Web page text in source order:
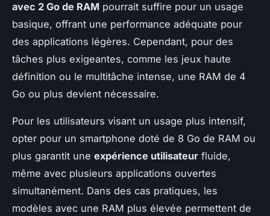
avec 2 Go de RAM pourrait suffire pour un usage
basique, offrant une performance adéquate pour
des applications légères. Cependant, pour des
tâches plus exigeantes, comme les jeux haute
définition ou le multitâche intense, une RAM de 4
Go ou plus devient nécessaire.
Pour les utilisateurs visant un usage plus intensif,
opter pour un smartphone doté de 8 Go de RAM ou
plus garantit une expérience utilisateur fluide,
même avec plusieurs applications ouvertes
simultanément. Dans des cas pratiques, les
modèles avec une RAM plus élevée permettent de